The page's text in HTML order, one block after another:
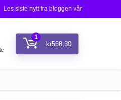
Les siste nytt fra bloggen vår
1
kr568,30